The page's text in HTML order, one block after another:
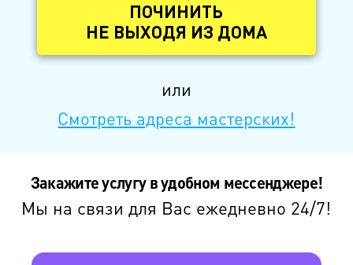
ПОЧИНИТЬ
НЕ ВЫХОДЯ ИЗ ДОМА
или
Смотреть адреса мастерских!
Закажите услугу в удобном мессенджере!
Мы на связи для Вас ежедневно 24/7!